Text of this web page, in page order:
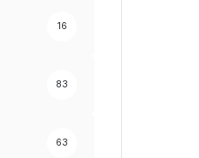
16
83
63